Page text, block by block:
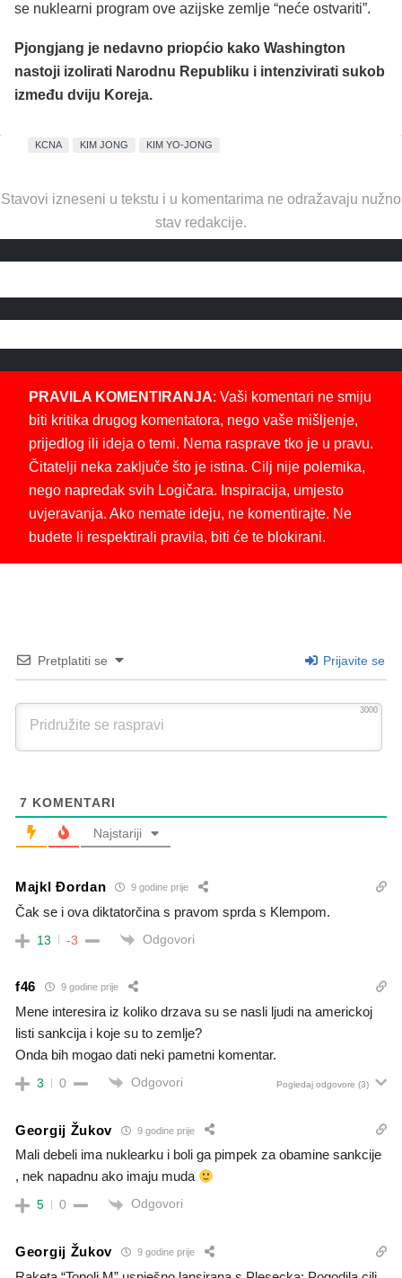
se nuklearni program ove azijske zemlje “neće ostvariti”.
Pjongjang je nedavno priopćio kako Washington
nastoji izolirati Narodnu Republiku i intenzivirati sukob
između dviju Koreja.
KCNA KIM JONG KIM YO-JONG
Stavovi izneseni u tekstu i u komentarima ne odražavaju nužno
stav redakcije.
PRAVILA KOMENTIRANJA: Vaši komentari ne smiju
biti kritika drugog komentatora, nego vaše mišljenje,
prijedlog ili ideja o temi. Nema rasprave tko je u pravu.
Čitatelji neka zaključe što je istina. Cilj nije polemika,
nego napredak svih Logičara. Inspiracija, umjesto
uvjeravanja. Ako nemate ideju, ne komentirajte. Ne
budete li respektirali pravila, biti će te blokirani.
Pretplatiti se Prijavite se
3000
7 KOMENTARI
Najstariji
Majkl Đordan 9 godine prije
Čak se i ova diktatorčina s pravom sprda s Klempom.
13 -3 Odgovori
f46 9 godine prije
Mene interesira iz koliko drzava su se nasli ljudi na americkoj
listi sankcija i koje su to zemlje?
Onda bih mogao dati neki pametni komentar.
3 0 Odgovori Pogledaj odgovore (3)
Georgij Žukov 9 godine prije
Mali debeli ima nuklearku i boli ga pimpek za obamine sankcije
, nek napadnu ako imaju muda
5 0 Odgovori
Georgij Žukov 9 godine prije